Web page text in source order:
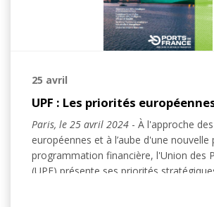
25 avril
UPF : Les priorités
Paris, le 25 avril 2024 - À l'approche
européennes et à l’aube d'une nouvelle
programmation financière, l'Union des
(UPF) présente ses priorités